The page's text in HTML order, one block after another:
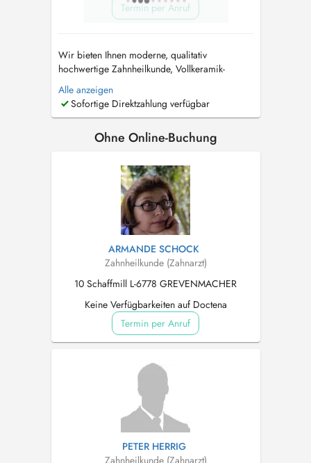
Termin per Anruf
Wir bieten Ihnen moderne, qualitativ
hochwertige Zahnheilkunde, Vollkeramik-
Zahnersatz in einer Sitzung (CEREC),
Implantologie, Parodontologie, Endodontie und
Laserzahnheilkunde aus einer Hand.
SMARTDENTAL. Bei uns sind Sie in
Alle anzeigen
Sofortige Direktzahlung verfügbar
Ohne Online-Buchung
ARMANDE SCHOCK
Zahnheilkunde (Zahnarzt)
10 Schaffmill L-6778 GREVENMACHER
Keine Verfügbarkeiten auf Doctena
Termin per Anruf
PETER HERRIG
Zahnheilkunde (Zahnarzt)